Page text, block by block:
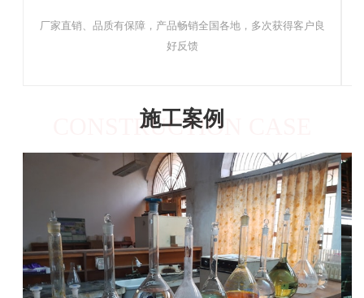
厂家直销、品质有保障，产品畅销全国各地，多次获得客户良
好反馈
施工案例
CONSTRUCTION CASE